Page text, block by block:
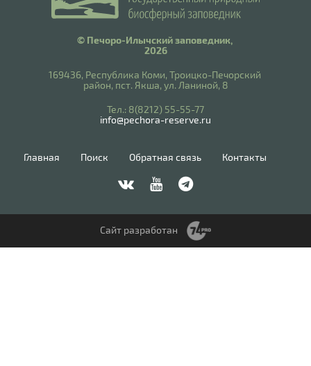
© Печоро-Илычский заповедник,
2026
169436, Республика Коми, Троицко-Печорский
район, пст. Якша, ул. Ланиной, 8
​Тел.: 8(8212) 55-55-77
info@pechora-reserve.ru
Главная Поиск Обратная связь Контакты
Сайт разработан